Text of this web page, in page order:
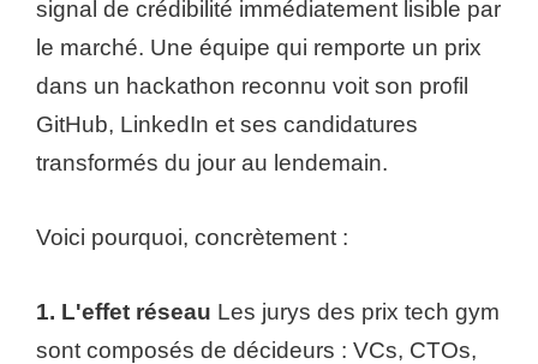
signal de crédibilité immédiatement lisible par
le marché. Une équipe qui remporte un prix
dans un hackathon reconnu voit son profil
GitHub, LinkedIn et ses candidatures
transformés du jour au lendemain.
Voici pourquoi, concrètement :
1. L'effet réseau Les jurys des prix tech gym
sont composés de décideurs : VCs, CTOs,